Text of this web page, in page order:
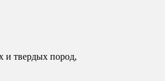
и твердых пород,